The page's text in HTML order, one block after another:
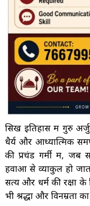
सिख इतिहास में गुरु
धैर्य और आध्यात्मिक
की प्रचंड गर्मी में, जब
हवाओं से व्याकुल हो
सत्य और धर्म की रक्षा
भी श्रद्धा और विनम्रता